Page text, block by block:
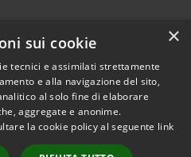
Copyright © 2026 • Comune di
×
sui cookie
tecnici e assimilati strettamente
e alla navigazione del sito,
al solo fine di elaborare
aggregate e anonime.
la cookie policy al seguente link